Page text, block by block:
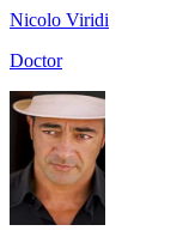
Nicolo Viridi
Doctor